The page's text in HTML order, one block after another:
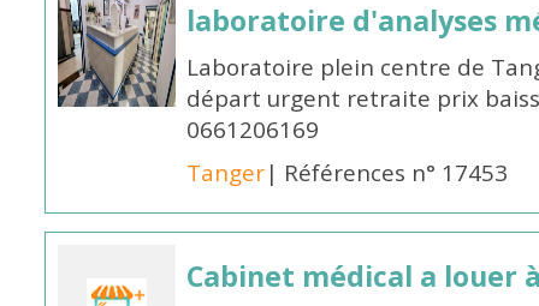
laboratoire d'analyses
Laboratoire plein centre de
départ urgent retraite prix
0661206169
Tanger| Références n° 17453
Cabinet médical a louer